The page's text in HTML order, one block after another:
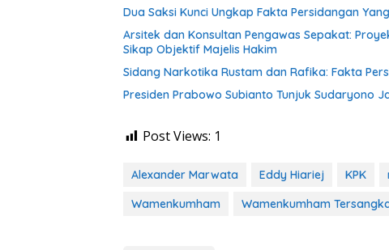
Dua Saksi Kunci Ungkap Fakta Persidangan
Arsitek dan Konsultan Pengawas Sepakat:
Sikap Objektif Majelis Hakim
Sidang Narkotika Rustam dan Rafika: Fakta
Presiden Prabowo Subianto Tunjuk Sudaryono
Post Views: 1
Alexander Marwata Eddy Hiariej KPK
Wamenkumham
Wamenkumham